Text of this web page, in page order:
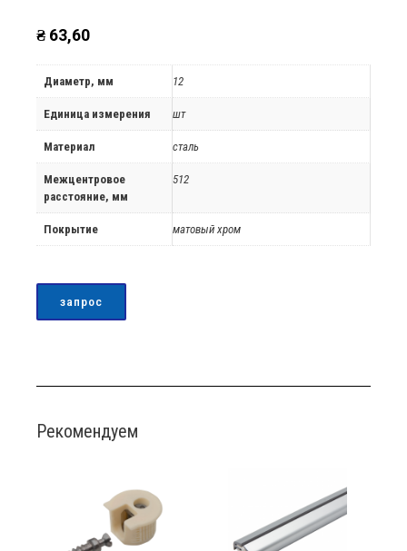
₴ 63,60
Диаметр, мм 12
Единица измерения шт
Материал сталь
Межцентровое
расстояние, мм
512
Покрытие матовый хром
запрос
Рекомендуем